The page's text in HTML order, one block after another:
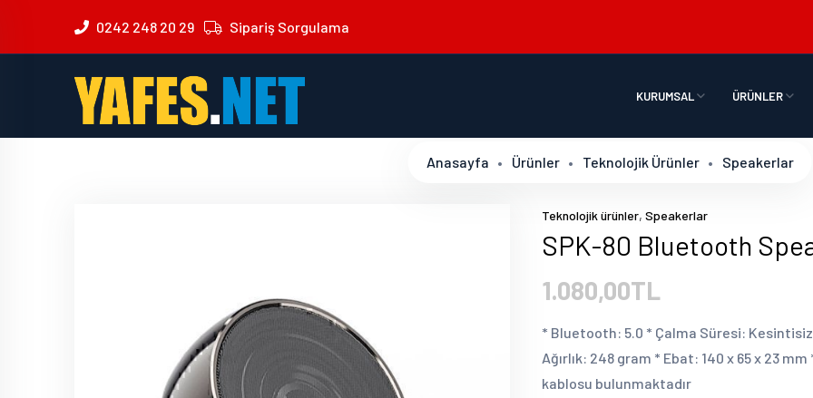
0242 248 20 29 Sipariş Sorgulama
KURUMSAL ÜRÜNLER
Anasayfa Ürünler Teknolojik Ürünler Speakerlar
Teknolojik ürünler, Speakerlar
SPK-80 Bluetooth
1.080,00TL
* Bluetooth: 5.0 * Çalma Süresi: Kesintisiz
Ağırlık: 248 gram * Ebat: 140 x 65 x 23
kablosu bulunmaktadır